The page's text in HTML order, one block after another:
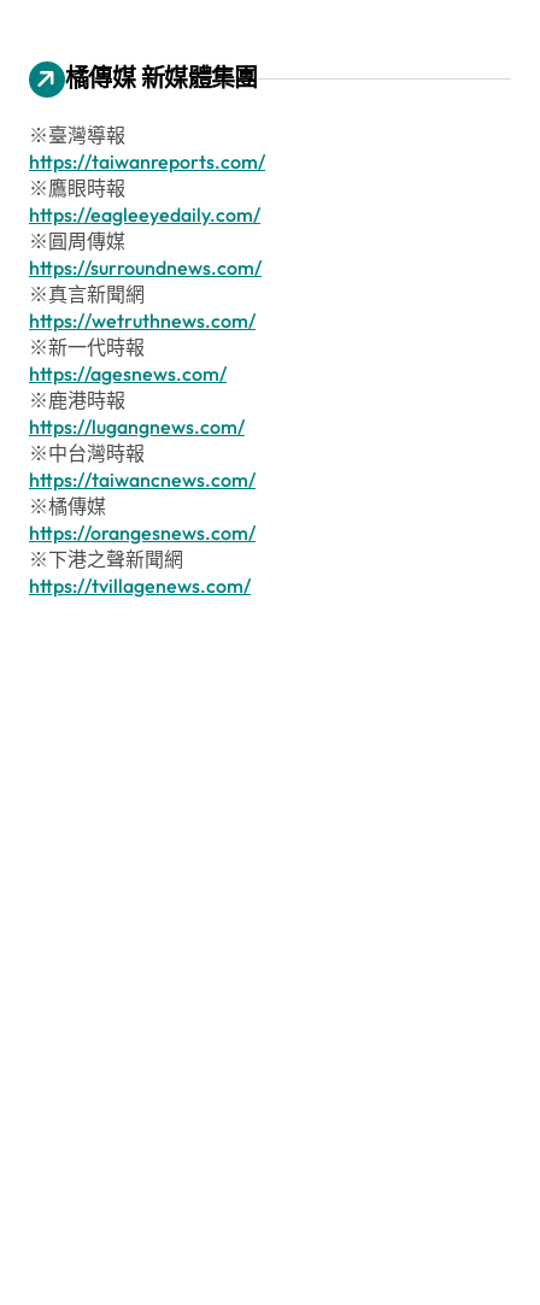
橘傳媒 新媒體集團
※臺灣導報
https://taiwanreports.com/
※鷹眼時報
https://eagleeyedaily.com/
※圓周傳媒
https://surroundnews.com/
※真言新聞網
https://wetruthnews.com/
※新一代時報
https://agesnews.com/
※鹿港時報
https://lugangnews.com/
※中台灣時報
https://taiwancnews.com/
※橘傳媒
https://orangesnews.com/
※下港之聲新聞網
https://tvillagenews.com/